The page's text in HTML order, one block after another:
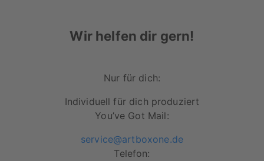
Wir helfen dir gern!
Nur für dich:
Individuell für dich produziert
You’ve Got Mail:
service@artboxone.de
Telefon: